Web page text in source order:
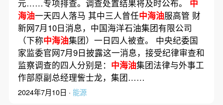
元……专项排查。调查处置结果将及时公布。 中
海油一天四人落马 其中三人曾任中海油服高管 财
新网7月10日消息，中国海洋石油集团有限公司
（下称中海油集团）一日四人被查。 中央纪委国
家监委官网7月9日披露这一消息，接受纪律审查和
监察调查的四人分别是： 中海油集团法律与外事工
作部原副总经理訾士龙，集团……
2024年7月10日 · 能源